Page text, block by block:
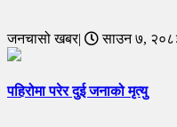
जनचासो खबर| साउन ७, २०८३
पहिरोमा परेर दुई जनाको मृत्यु